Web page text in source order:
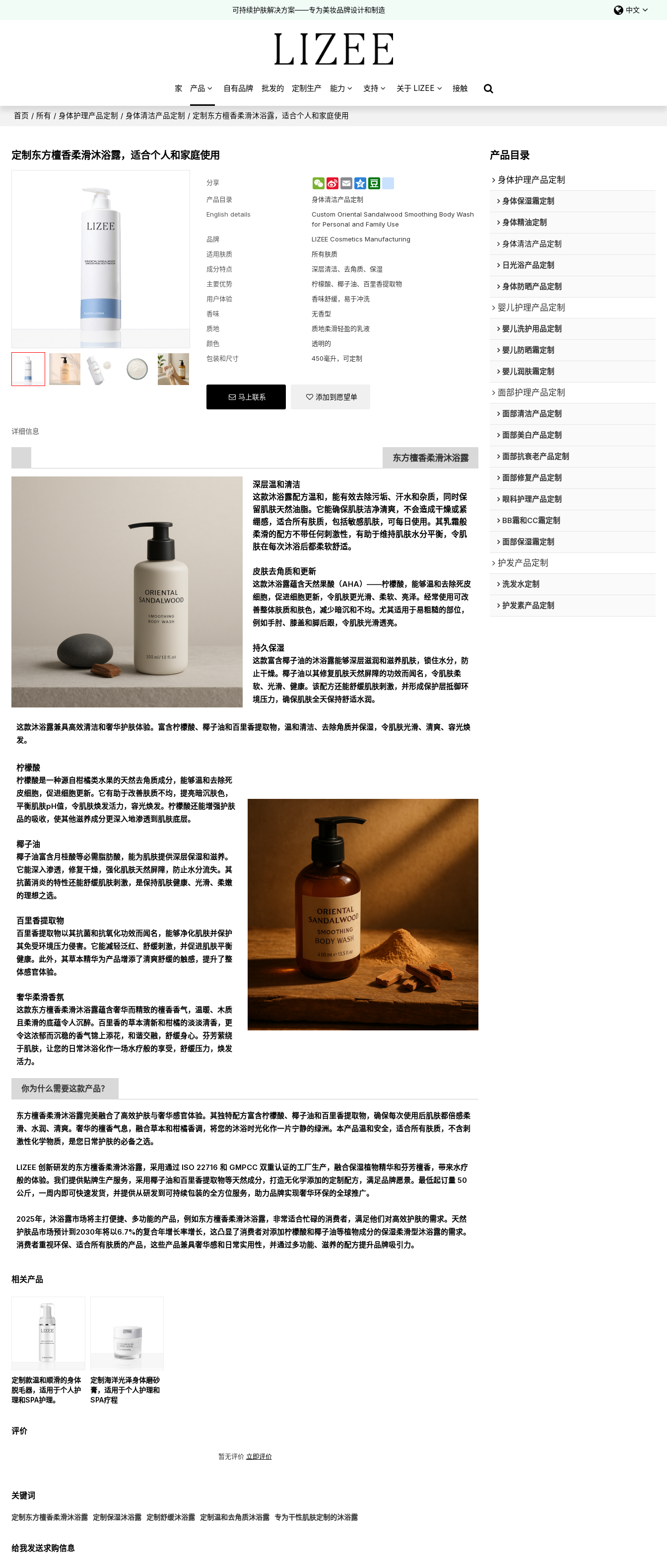
可持续护肤解决方案——专为美妆品牌设计和制造 中文
家 产品 自有品牌 批发的 定制生产 能力 支持 关于 LIZEE 接触
首页 / 所有 / 身体护理产品定制 / 身体清洁产品定制 / 定制东方檀香柔滑沐浴露，适合个人和家庭使用
定制东方檀香柔滑沐浴露，适合个人和家庭使用
分享 WeChat
Sina
Weibo
Email Qzone
产品目录
身体清洁产品定制
English details
Custom Oriental Sandalwood Smoothing Body Wash
for Personal and Family Use
品牌
LIZEE Cosmetics Manufacturing
适用肤质
所有肤质
成分特点
深层清洁、去角质、保湿
主要优势
柠檬酸、椰子油、百里香提取物
用户体验
香味舒缓，易于冲洗
香味
无香型
质地
质地柔滑轻盈的乳液
颜色
透明的
包装和尺寸
450毫升，可定制
马上联系 添加到愿望单
详细信息
东方檀香柔滑沐浴露
深层温和清洁
这款沐浴露配方温和，能有效去除污垢、汗水和杂质，同时保
留肌肤天然油脂。它能确保肌肤洁净清爽，不会造成干燥或紧
绷感，适合所有肤质，包括敏感肌肤，可每日使用。其乳霜般
柔滑的配方不带任何刺激性，有助于维持肌肤水分平衡，令肌
肤在每次沐浴后都柔软舒适。
皮肤去角质和更新
这款沐浴露蕴含天然果酸（AHA）——柠檬酸，能够温和去除死皮
细胞，促进细胞更新，令肌肤更光滑、柔软、亮泽。经常使用可改
善整体肤质和肤色，减少暗沉和不均。尤其适用于易粗糙的部位，
例如手肘、膝盖和脚后跟，令肌肤光滑透亮。
持久保湿
这款富含椰子油的沐浴露能够深层滋润和滋养肌肤，锁住水分，防
止干燥。椰子油以其修复肌肤天然屏障的功效而闻名，令肌肤柔
软、光滑、健康。该配方还能舒缓肌肤刺激，并形成保护层抵御环
境压力，确保肌肤全天保持舒适水润。
这款沐浴露兼具高效清洁和奢华护肤体验。富含柠檬酸、椰子油和百里香提取物，温和清洁、去除角质并保湿，令肌肤光滑、清爽、容光焕
发。
柠檬酸
柠檬酸是一种源自柑橘类水果的天然去角质成分，能够温和去除死
皮细胞，促进细胞更新。它有助于改善肤质不均，提亮暗沉肤色，
平衡肌肤pH值，令肌肤焕发活力，容光焕发。柠檬酸还能增强护肤
品的吸收，使其他滋养成分更深入地渗透到肌肤底层。
椰子油
椰子油富含月桂酸等必需脂肪酸，能为肌肤提供深层保湿和滋养。
它能深入渗透，修复干燥，强化肌肤天然屏障，防止水分流失。其
抗菌消炎的特性还能舒缓肌肤刺激，是保持肌肤健康、光滑、柔嫩
的理想之选。
百里香提取物
百里香提取物以其抗菌和抗氧化功效而闻名，能够净化肌肤并保护
其免受环境压力侵害。它能减轻泛红、舒缓刺激，并促进肌肤平衡
健康。此外，其草本精华为产品增添了清爽舒缓的触感，提升了整
体感官体验。
奢华柔滑香氛
这款东方檀香柔滑沐浴露蕴含奢华而精致的檀香香气，温暖、木质
且柔滑的底蕴令人沉醉。百里香的草本清新和柑橘的淡淡清香，更
令这浓郁而沉稳的香气锦上添花，和谐交融，舒缓身心。芬芳萦绕
于肌肤，让您的日常沐浴化作一场水疗般的享受，舒缓压力，焕发
活力。
你为什么需要这款产品？
东方檀香柔滑沐浴露完美融合了高效护肤与奢华感官体验。其独特配方富含柠檬酸、椰子油和百里香提取物，确保每次使用后肌肤都倍感柔
滑、水润、清爽。奢华的檀香气息，融合草本和柑橘香调，将您的沐浴时光化作一片宁静的绿洲。本产品温和安全，适合所有肤质，不含刺
激性化学物质，是您日常护肤的必备之选。
LIZEE 创新研发的东方檀香柔滑沐浴露，采用通过 ISO 22716 和 GMPCC 双重认证的工厂生产，融合保湿植物精华和芬芳檀香，带来水疗
般的体验。我们提供贴牌生产服务，采用椰子油和百里香提取物等天然成分，打造无化学添加的定制配方，满足品牌愿景。最低起订量 50
公斤，一周内即可快速发货，并提供从研发到可持续包装的全方位服务，助力品牌实现奢华环保的全球推广。
2025年，沐浴露市场将主打便捷、多功能的产品，例如东方檀香柔滑沐浴露，非常适合忙碌的消费者，满足他们对高效护肤的需求。天然
护肤品市场预计到2030年将以6.7%的复合年增长率增长，这凸显了消费者对添加柠檬酸和椰子油等植物成分的保湿柔滑型沐浴露的需求。
消费者重视环保、适合所有肤质的产品，这些产品兼具奢华感和日常实用性，并通过多功能、滋养的配方提升品牌吸引力。
相关产品
定制款温和顺滑的身体
脱毛器，适用于个人护
理和SPA护理。
定制海洋光泽身体磨砂
膏，适用于个人护理和
SPA疗程
评价
暂无评价 立即评价
关键词
定制东方檀香柔滑沐浴露 定制保湿沐浴露 定制舒缓沐浴露 定制温和去角质沐浴露 专为干性肌肤定制的沐浴露
给我发送求购信息
产品目录
身体护理产品定制
身体保湿霜定制
身体精油定制
身体清洁产品定制
日光浴产品定制
身体防晒产品定制
婴儿护理产品定制
婴儿洗护用品定制
婴儿防晒霜定制
婴儿润肤霜定制
面部护理产品定制
面部清洁产品定制
面部美白产品定制
面部抗衰老产品定制
面部修复产品定制
眼科护理产品定制
BB霜和CC霜定制
面部保湿霜定制
护发产品定制
洗发水定制
护发素产品定制